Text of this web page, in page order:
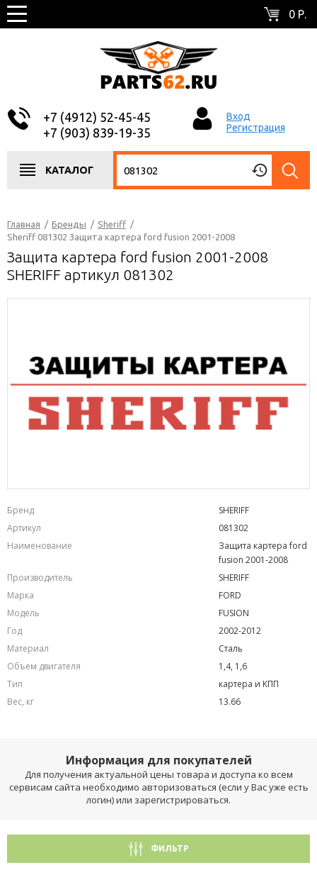
0 Р.
+7 (4912) 52-45-45
+7 (903) 839-19-35
Вход
Регистрация
КАТАЛОГ
Главная / Бренды / Sheriff /
Sheriff 081302 Защита картера ford fusion 2001-2008
Защита картера ford fusion 2001-2008
SHERIFF артикул 081302
Бренд
SHERIFF
Артикул
081302
Наименование
Защита картера ford
fusion 2001-2008
Производитель
SHERIFF
Марка
FORD
Модель
FUSION
Год
2002-2012
Материал
Сталь
Объем двигателя
1,4, 1,6
Тип
картера и КПП
Вес, кг
13.66
Информация для покупателей
Для получения актуальной цены товара и доступа ко всем
сервисам сайта необходимо авторизоваться (если у Вас уже есть
логин) или зарегистрироваться.
ФИЛЬТР